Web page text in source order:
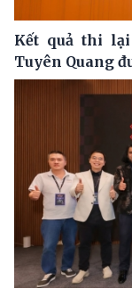
Kết quả thi
Tuyên Quang